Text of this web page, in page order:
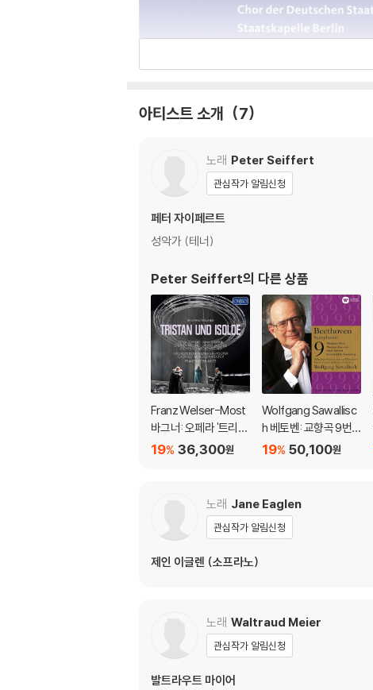
아티스트 소개 7
노래 Peter Seiffert
관심작가 알림신청
페터 자이페르트
성악가 (테너)
Peter Seiffert의 다른 상품
Franz Welser-Most
바그너: 오페라 '트리스
탄과 이졸데' (Wagne
36,300원
19%
Wolfgang Sawallisc
h 베토벤: 교향곡 9번,
피아노 협주곡 5번 (Be
rto No. 5)
50,100원
19%
노래 Jane Eaglen
관심작가 알림신청
제인 이글렌 (소프라노)
노래 Waltraud Meier
관심작가 알림신청
발트라우트 마이어